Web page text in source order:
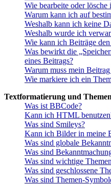
Wie bearbeite oder
Warum kann ich auf
Weshalb kann ich keine
Weshalb wurde ich
Wie kann ich Beiträge
Was bewirkt die
eines Beitrags?
Warum muss mein
Wie markiere ich ein
Textformatierung und
Was ist BBCode?
Kann ich HTML
Was sind Smileys?
Kann ich Bilder in meine
Was sind globale
Was sind
Was sind wichtige
Was sind geschlossene
Was sind Themen-